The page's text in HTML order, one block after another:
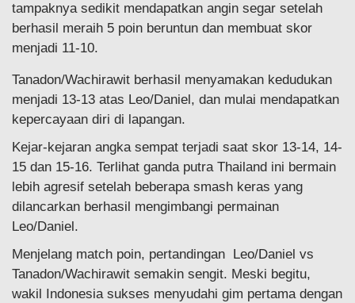
tampaknya sedikit mendapatkan angin segar setelah
berhasil meraih 5 poin beruntun dan membuat skor
menjadi 11-10.
Tanadon/Wachirawit berhasil menyamakan kedudukan
menjadi 13-13 atas Leo/Daniel, dan mulai mendapatkan
kepercayaan diri di lapangan.
Kejar-kejaran angka sempat terjadi saat skor 13-14, 14-
15 dan 15-16. Terlihat ganda putra Thailand ini bermain
lebih agresif setelah beberapa smash keras yang
dilancarkan berhasil mengimbangi permainan
Leo/Daniel.
Menjelang match poin, pertandingan Leo/Daniel vs
Tanadon/Wachirawit semakin sengit. Meski begitu,
wakil Indonesia sukses menyudahi gim pertama dengan